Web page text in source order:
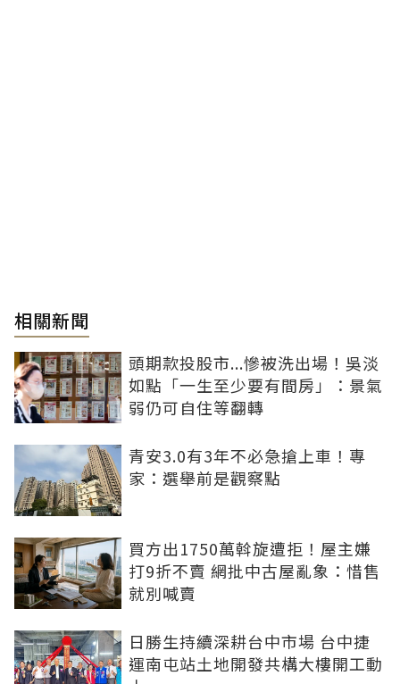
相關新聞
頭期款投股市...慘被洗出場！吳淡
如點「一生至少要有間房」：景氣
弱仍可自住等翻轉
青安3.0有3年不必急搶上車！專
家：選舉前是觀察點
買方出1750萬斡旋遭拒！屋主嫌
打9折不賣 網批中古屋亂象：惜售
就別喊賣
日勝生持續深耕台中市場 台中捷
運南屯站土地開發共構大樓開工動